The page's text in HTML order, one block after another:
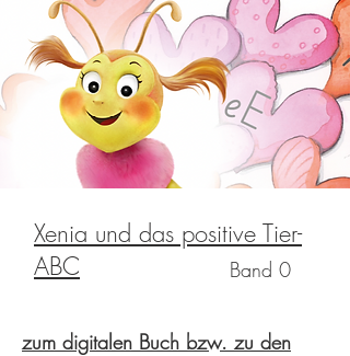
Xenia und das positive Tier-
ABC
Band 0
zum digitalen Buch bzw. zu den